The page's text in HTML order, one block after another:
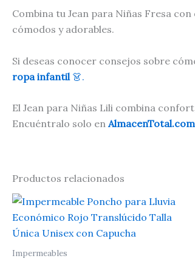
Combina tu Jean para Niñas Fresa
cómodos y adorables.
Si deseas conocer consejos sobre
ropa infantil 👗.
El Jean para Niñas Lili combina
Encuéntralo solo enAlmacenTotal.com
Productos relacionados
Impermeables